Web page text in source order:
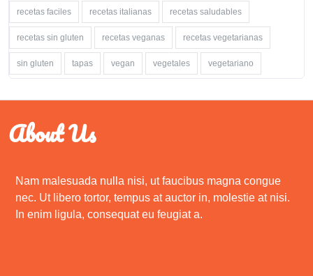
recetas faciles recetas italianas recetas saludables
recetas sin gluten recetas veganas recetas vegetarianas
sin gluten tapas vegan vegetales vegetariano
About Us
Nam malesuada nulla nisi, ut faucibus magna congue
nec. Ut libero tortor, tempus at auctor in, molestie at nisi.
In enim ligula, consequat eu feugiat a.